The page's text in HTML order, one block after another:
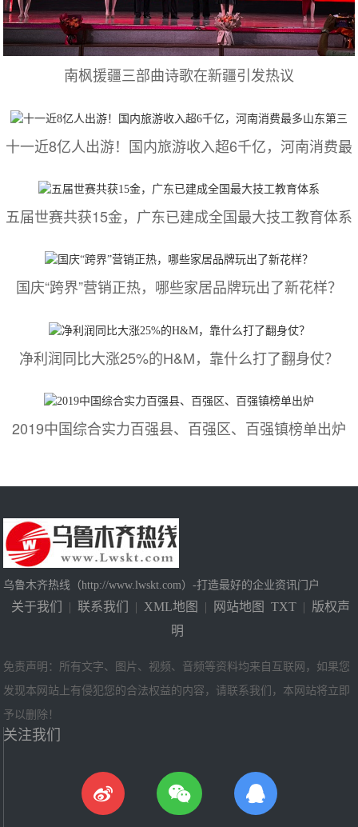
南枫援疆三部曲诗歌在新疆引发热议
十一近8亿人出游！国内旅游收入超6千亿，河南消费最
五届世赛共获15金，广东已建成全国最大技工教育体系
国庆“跨界”营销正热，哪些家居品牌玩出了新花样？
净利润同比大涨25%的H&M，靠什么打了翻身仗？
2019中国综合实力百强县、百强区、百强镇榜单出炉
乌鲁木齐热线（http://www.lwskt.com）-打造最好的企业资讯门户
关于我们 | 联系我们 | XML地图 | 网站地图 TXT | 版权声
明
免责声明：所有文字、图片、视频、音频等资料均来自互联网，如果您
发现本网站上有侵犯您的合法权益的内容，请联系我们，本网站将立即
予以删除！
关注我们